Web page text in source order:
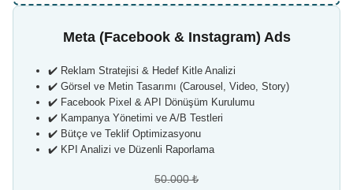
Meta (Facebook & Instagram) Ads
✔️ Reklam Stratejisi & Hedef Kitle Analizi
✔️ Görsel ve Metin Tasarımı (Carousel, Video, Story)
✔️ Facebook Pixel & API Dönüşüm Kurulumu
✔️ Kampanya Yönetimi ve A/B Testleri
✔️ Bütçe ve Teklif Optimizasyonu
✔️ KPI Analizi ve Düzenli Raporlama
50.000 ₺